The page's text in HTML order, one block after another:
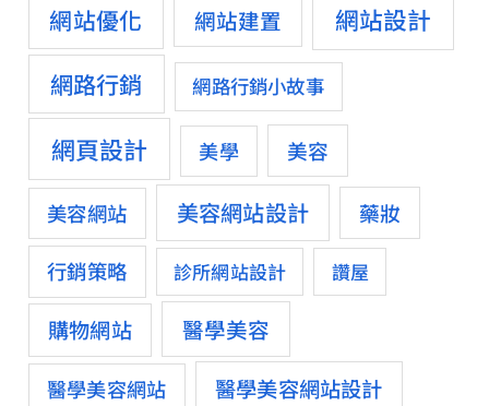
網站優化 網站建置
網站設計
網路行銷
網路行銷小故事
網頁設計 美學 美容
美容網站 美容網站設計 藥妝
行銷策略 診所網站設計 讚屋
購物網站 醫學美容
醫學美容網站 醫學美容網站設計